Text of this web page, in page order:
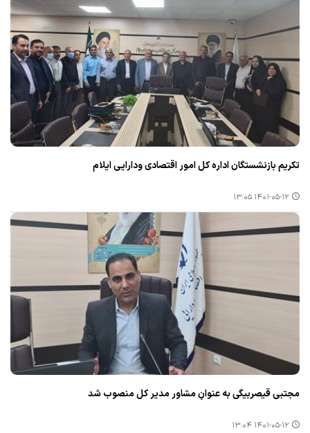
تكریم بازنشستگان اداره كل امور اقتصادی ودارایی ایلام
۱۴۰۱-۰۵-۱۲ ۱۳:۰۵
مجتبی قیصربیگی به عنوانِ مشاور مدیر كل منصوب شد
۱۴۰۱-۰۵-۱۲ ۱۳:۰۴